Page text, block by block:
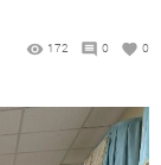
172 0 0